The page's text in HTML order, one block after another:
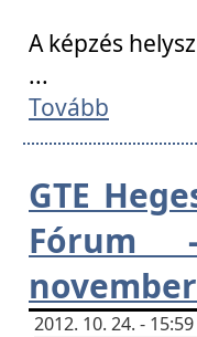
A képzés
...
Tovább
GTE
Fórum
2012. 10. 24. -